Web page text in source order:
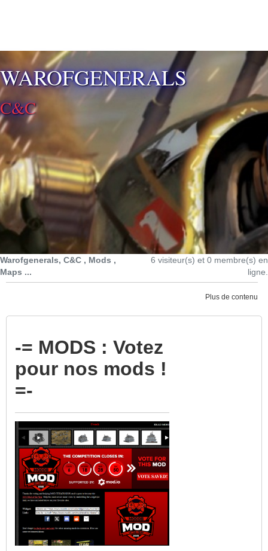
WAROFGENERALS
C&C
Warofgenerals, C&C , Mods ,
Maps ...
6 visiteur(s) et 0 membre(s) en
ligne.
Plus de contenu
-= MODS : Votez
pour nos mods !
=-